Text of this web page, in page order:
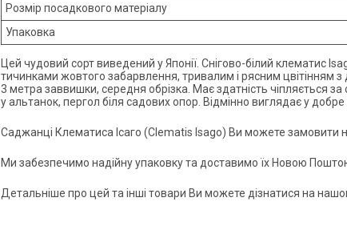
Розмір посадкового матеріалу
Упаковка
Цей чудовий сорт виведений у Японії. Снігово-білий клематис
тичинками жовтого забарвлення, тривалим і рясним цвітінням
3 метра заввишки, середня обрізка. Має здатність чіпляється
у альтанок, пергол біля садових опор. Відмінно виглядає у добре
Саджанці Клематиса Ісаго (Clematis Isago) Ви можете замовити
Ми забезпечимо надійну упаковку та доставимо їх Новою
Детальніше про цей та інші товари Ви можете дізнатися на